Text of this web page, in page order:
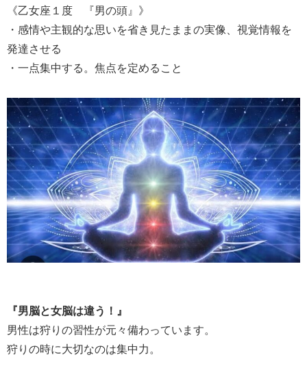
《乙女座１度 『男の頭』》
・感情や主観的な思いを省き見たままの実像、視覚情報を
発達させる
・一点集中する。焦点を定めること
『男脳と女脳は違う！』
男性は狩りの習性が元々備わっています。
狩りの時に大切なのは集中力。